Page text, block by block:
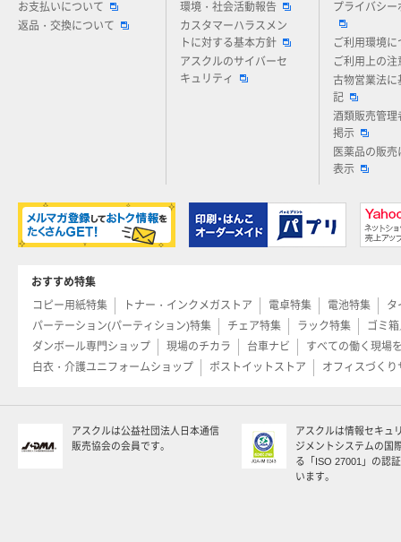
お支払いについて
返品・交換について
環境・社会活動報告
カスタマーハラスメン
トに対する基本方針
アスクルのサイバーセ
キュリティ
プライバシー
ご利用環境に
ご利用上の注
古物営業法に
記
酒類販売管理
掲示
医薬品の販売
表示
おすすめ特集
コピー用紙特集
トナー・インクメガストア 電卓特集 電池特集
タ
パーテーション(パーティション)特集
チェア特集 ラック特集
ゴミ
ダンボール専門ショップ
現場のチカラ 台車ナビ
すべての働く現場
白衣・介護ユニフォームショップ
ポストイットストア オフィスづくり
アスクルは公益社団法人日本通信
販売協会の会員です。
アスクルは情報セキュ
ジメントシステムの国
る「ISO 27001」の認
います。